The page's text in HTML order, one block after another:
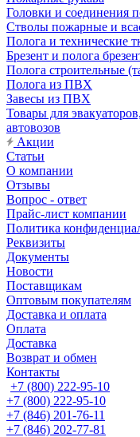
Головки и соединения
Стволы пожарные и
Полога и технические
Брезент и полога
Полога строительные
Полога из ПВХ
Завесы из ПВХ
Товары для
автовозов
Акции
Статьи
О компании
Отзывы
Вопрос - ответ
Прайс-лист компании
Политика
Реквизиты
Документы
Новости
Поставщикам
Оптовым покупателям
Доставка и оплата
Оплата
Доставка
Возврат и обмен
Контакты
+7 (800) 222-95-10
+7 (800) 222-95-10
+7 (846) 201-76-11
+7 (846) 202-77-81